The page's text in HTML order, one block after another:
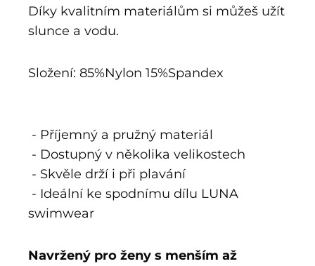
Díky kvalitním materiálům si můžeš užít
slunce a vodu.
Složení: 85%Nylon 15%Spandex
- Příjemný a pružný materiál
- Dostupný v několika velikostech
- Skvěle drží i při plavání
- Ideální ke spodnímu dílu LUNA
swimwear
Navržený pro ženy s menším až